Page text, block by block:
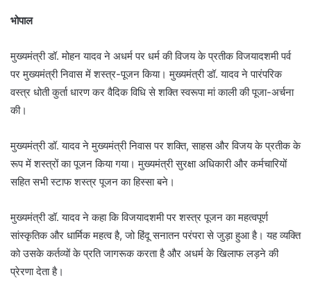
भोपाल
मुख्यमंत्री डॉ. मोहन यादव ने अधर्म पर धर्म की विजय के प्रतीक विजयादशमी पर्व
पर मुख्यमंत्री निवास में शस्त्र-पूजन किया। मुख्यमंत्री डॉ. यादव ने पारंपरिक
वस्त्र धोती कुर्ता धारण कर वैदिक विधि से शक्ति स्वरूपा मां काली की पूजा-अर्चना
की।
मुख्यमंत्री डॉ. यादव ने मुख्यमंत्री निवास पर शक्ति, साहस और विजय के प्रतीक के
रूप में शस्त्रों का पूजन किया गया। मुख्यमंत्री सुरक्षा अधिकारी और कर्मचारियों
सहित सभी स्टाफ शस्त्र पूजन का हिस्सा बने।
मुख्यमंत्री डॉ. यादव ने कहा कि विजयादशमी पर शस्त्र पूजन का महत्वपूर्ण
सांस्कृतिक और धार्मिक महत्व है, जो हिंदू सनातन परंपरा से जुड़ा हुआ है। यह व्यक्ति
को उसके कर्तव्यों के प्रति जागरूक करता है और अधर्म के खिलाफ लड़ने की
प्रेरणा देता है।